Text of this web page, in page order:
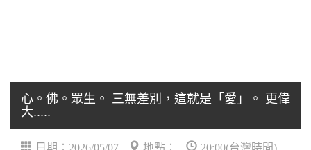
心。佛。眾生。 三無差別，這就是「愛」。 更偉
大.....
日期：2026/05/07 地點： 20:00(台灣時間)